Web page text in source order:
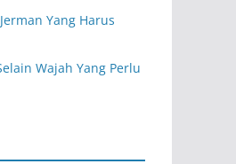
Yang Harus
Wajah Yang Perlu